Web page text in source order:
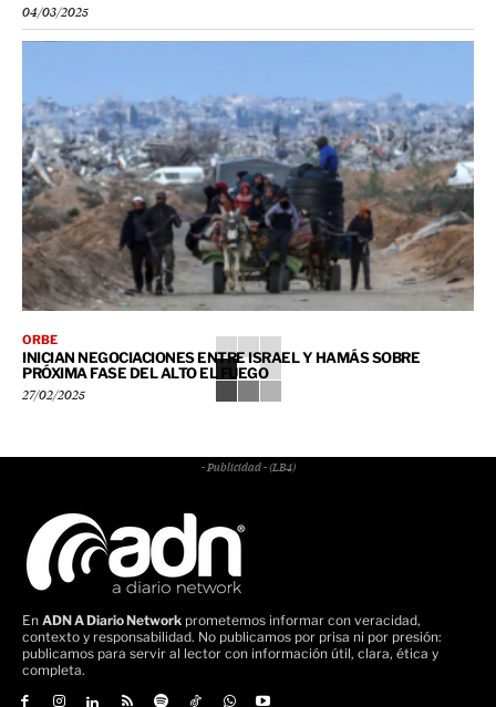
04/03/2025
ORBE
INICIAN NEGOCIACIONES ENTRE ISRAEL Y HAMÁS SOBRE
PRÓXIMA FASE DEL ALTO EL FUEGO
27/02/2025
- Publicidad - (LB4)
En ADN A Diario Network prometemos informar con veracidad,
contexto y responsabilidad. No publicamos por prisa ni por presión:
publicamos para servir al lector con información útil, clara, ética y
completa.